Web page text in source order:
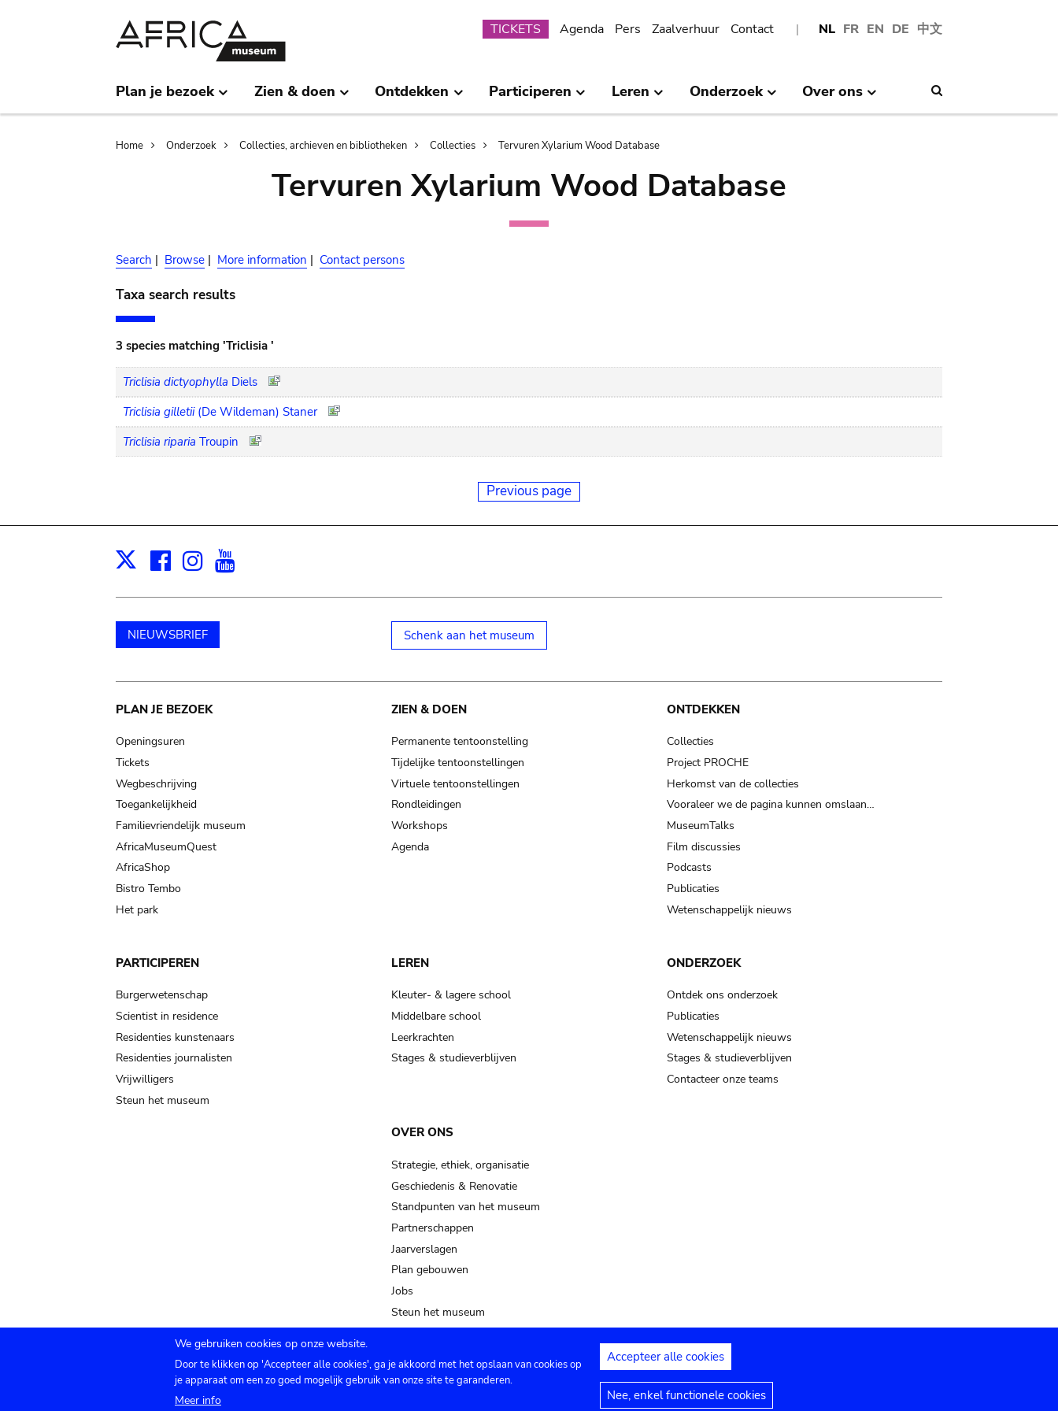
NL FR EN DE 中文
Submenu
TICKETS Agenda Pers Zaalverhuur Contact
Plan je bezoek Zien & doen Ontdekken Participeren Leren Onderzoek Over ons
Breadcrumb
Home Onderzoek Collecties, archieven en bibliotheken Collecties Tervuren Xylarium Wood Database
Tervuren Xylarium Wood Database
Search | Browse | More information | Contact persons
Taxa search results
3 species matching 'Triclisia '
Triclisia dictyophylla Diels
Triclisia gilletii (De Wildeman) Staner
Triclisia riparia Troupin
Previous page
X Facebook
Instagram
NIEUWSBRIEF Schenk aan het museum
Main
navigation
PLAN JE BEZOEK
Openingsuren
Tickets
Wegbeschrijving
Toegankelijkheid
Familievriendelijk museum
AfricaMuseumQuest
AfricaShop
Bistro Tembo
Het park
ZIEN & DOEN
Permanente tentoonstelling
Tijdelijke tentoonstellingen
Virtuele tentoonstellingen
Rondleidingen
Workshops
Agenda
ONTDEKKEN
Collecties
Project PROCHE
Herkomst van de collecties
Vooraleer we de pagina kunnen omslaan…
MuseumTalks
Film discussies
Podcasts
Publicaties
Wetenschappelijk nieuws
PARTICIPEREN
Burgerwetenschap
Scientist in residence
Residenties kunstenaars
Residenties journalisten
Vrijwilligers
Steun het museum
LEREN
Kleuter- & lagere school
Middelbare school
Leerkrachten
Stages & studieverblijven
ONDERZOEK
Ontdek ons onderzoek
Publicaties
Wetenschappelijk nieuws
Stages & studieverblijven
Contacteer onze teams
OVER ONS
Strategie, ethiek, organisatie
Geschiedenis & Renovatie
Standpunten van het museum
Partnerschappen
Jaarverslagen
Plan gebouwen
Jobs
Steun het museum
Submenu
Agenda Pers Zaalverhuur Contact Privacy instellingen Juridische mededelingen
We gebruiken cookies op onze website.
Door te klikken op 'Accepteer alle cookies', ga je akkoord met het opslaan van cookies op
je apparaat om een zo goed mogelijk gebruik van onze site te garanderen.
Meer info
Accepteer alle cookies
Nee, enkel functionele cookies